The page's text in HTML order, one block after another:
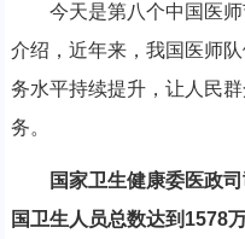
今天是第八个中国医师
介绍，近年来，我国医师
务水平持续提升，让人民
务。
国家卫生健康委医政
国卫生人员总数达到1578